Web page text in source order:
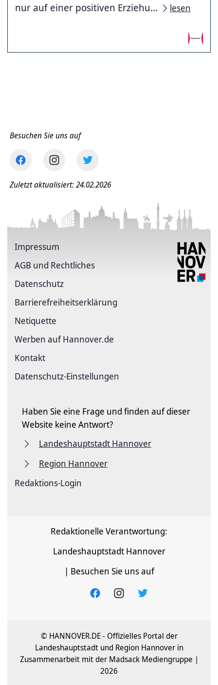
nur auf einer positiven Erziehu...
lesen
Besuchen Sie uns auf
Zuletzt aktualisiert: 24.02.2026
Impressum
AGB und Rechtliches
Datenschutz
Barriere­freiheits­erklärung
Netiquette
Werben auf Hannover.de
Kontakt
Datenschutz-Einstellungen
Haben Sie eine Frage und finden auf dieser
Website keine Antwort?
Landeshauptstadt Hannover
Region Hannover
Redaktions-Login
Redaktionelle Verantwortung:
Landeshauptstadt Hannover
| Besuchen Sie uns auf
© HANNOVER.DE - Offizielles Portal der
Landeshauptstadt und Region Hannover in
Zusammenarbeit mit der Madsack Mediengruppe |
2026